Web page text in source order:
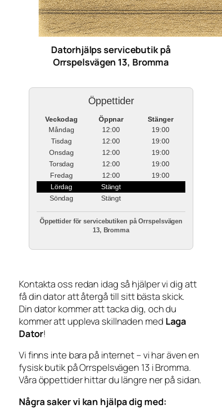
Datorhjälps servicebutik på
Orrspelsvägen 13, Bromma
Öppettider
Veckodag Öppnar
Stänger
Måndag
12:00
19:00
Tisdag
12:00
19:00
Onsdag
12:00
19:00
Torsdag
12:00
19:00
Fredag
12:00
19:00
Lördag
Stängt
Söndag
Stängt
Öppettider för servicebutiken på Orrspelsvägen
13, Bromma
Kontakta oss redan idag så hjälper vi dig att
få din dator att återgå till sitt bästa skick.
Din dator kommer att tacka dig, och du
kommer att uppleva skillnaden med Laga
Dator!
Vi finns inte bara på internet – vi har även en
fysisk butik på Orrspelsvägen 13 i Bromma.
Våra öppettider hittar du längre ner på sidan.
Några saker vi kan hjälpa dig med: